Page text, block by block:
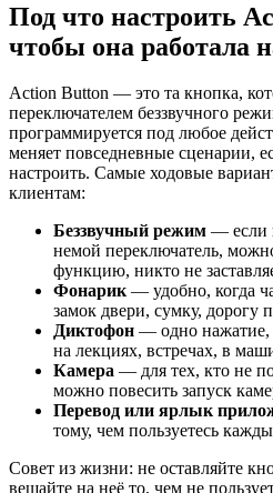
Под что настроить
чтобы она работала
Action Button — это та кнопка,
переключателем беззвучного
программируется под любое
меняет повседневные сценарии,
настроить. Самые ходовые
клиентам:
Беззвучный режим — если
немой переключатель,
функцию, никто не
Фонарик— удобно, когда
замок двери, сумку, дорогу
Диктофон — одно нажатие,
на лекциях, встречах, в
Камера — для тех, кто не
можно повесить запуск
Перевод или ярлык
тому, чем пользуетесь
Совет из жизни: не оставляйте
вешайте на неё то, чем не